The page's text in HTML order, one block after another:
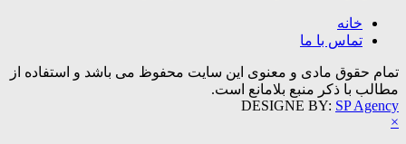
خانه
تماس با ما
تمام حقوق مادی و معنوی این سایت محفوظ می باشد و استفاده از
مطالب با ذکر منبع بلامانع است.
DESIGNE BY: SP Agency
×